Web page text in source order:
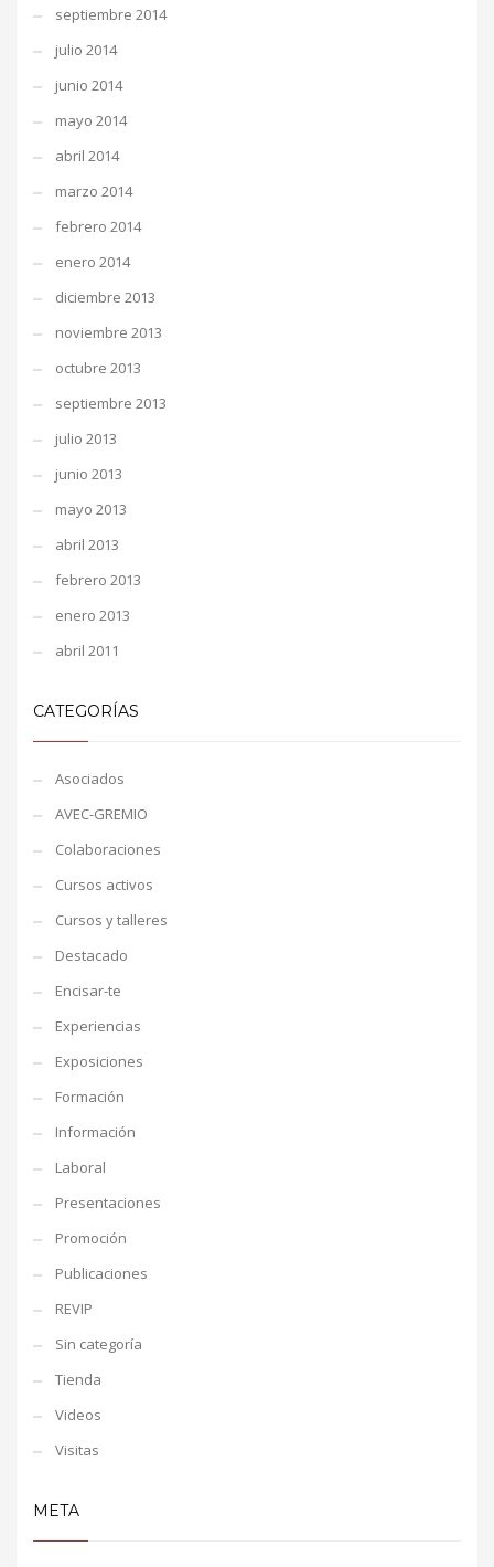
septiembre 2014
julio 2014
junio 2014
mayo 2014
abril 2014
marzo 2014
febrero 2014
enero 2014
diciembre 2013
noviembre 2013
octubre 2013
septiembre 2013
julio 2013
junio 2013
mayo 2013
abril 2013
febrero 2013
enero 2013
abril 2011
CATEGORÍAS
Asociados
AVEC-GREMIO
Colaboraciones
Cursos activos
Cursos y talleres
Destacado
Encisar-te
Experiencias
Exposiciones
Formación
Información
Laboral
Presentaciones
Promoción
Publicaciones
REVIP
Sin categoría
Tienda
Videos
Visitas
META